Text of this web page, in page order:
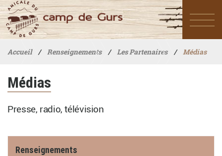
Accueil / Renseignements / Les Partenaires / Médias
Médias
Presse, radio, télévision
Renseignements